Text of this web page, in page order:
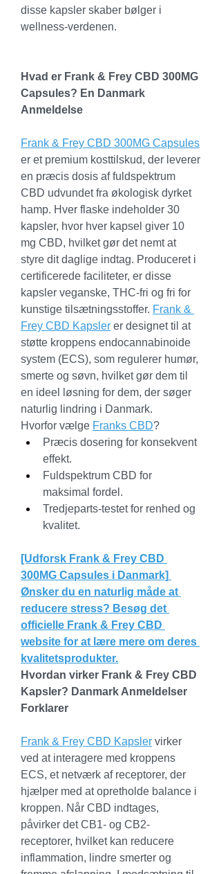
disse kapsler skaber bølger i
wellness-verdenen.
Hvad er Frank & Frey CBD 300MG
Capsules? En Danmark
Anmeldelse
Frank & Frey CBD 300MG Capsules
er et premium kosttilskud, der leverer
en præcis dosis af fuldspektrum
CBD udvundet fra økologisk dyrket
hamp. Hver flaske indeholder 30
kapsler, hvor hver kapsel giver 10
mg CBD, hvilket gør det nemt at
styre dit daglige indtag. Produceret i
certificerede faciliteter, er disse
kapsler veganske, THC-fri og fri for
kunstige tilsætningsstoffer. Frank &
Frey CBD Kapsler er designet til at
støtte kroppens endocannabinoide
system (ECS), som regulerer humør,
smerte og søvn, hvilket gør dem til
en ideel løsning for dem, der søger
naturlig lindring i Danmark.
Hvorfor vælge Franks CBD?
Præcis dosering for konsekvent
effekt.
Fuldspektrum CBD for
maksimal fordel.
Tredjeparts-testet for renhed og
kvalitet.
[Udforsk Frank & Frey CBD
300MG Capsules i Danmark]
Ønsker du en naturlig måde at
reducere stress? Besøg det
officielle Frank & Frey CBD
website for at lære mere om deres
kvalitetsprodukter.
Hvordan virker Frank & Frey CBD
Kapsler? Danmark Anmeldelser
Forklarer
Frank & Frey CBD Kapsler virker
ved at interagere med kroppens
ECS, et netværk af receptorer, der
hjælper med at opretholde balance i
kroppen. Når CBD indtages,
påvirker det CB1- og CB2-
receptorer, hvilket kan reducere
inflammation, lindre smerter og